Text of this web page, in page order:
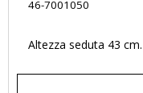
46-7001050
Altezza seduta 43